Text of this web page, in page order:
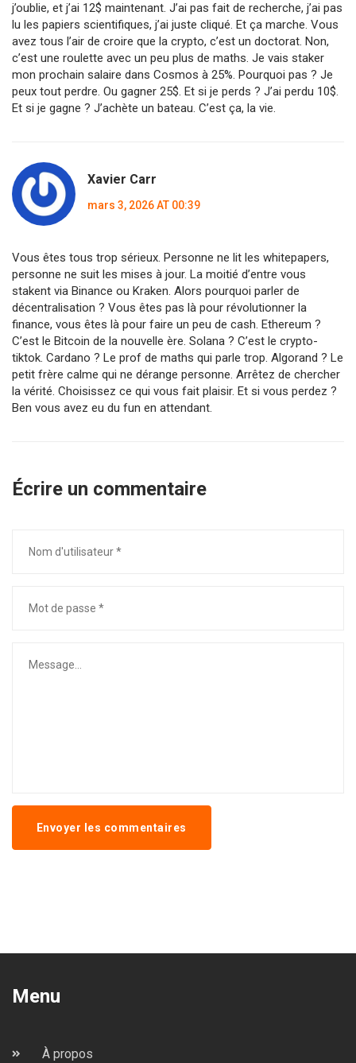
j’oublie, et j’ai 12$ maintenant. J’ai pas fait de recherche, j’ai pas
lu les papiers scientifiques, j’ai juste cliqué. Et ça marche. Vous
avez tous l’air de croire que la crypto, c’est un doctorat. Non,
c’est une roulette avec un peu plus de maths. Je vais staker
mon prochain salaire dans Cosmos à 25%. Pourquoi pas ? Je
peux tout perdre. Ou gagner 25$. Et si je perds ? J’ai perdu 10$.
Et si je gagne ? J’achète un bateau. C’est ça, la vie.
Xavier Carr
mars 3, 2026 AT 00:39
Vous êtes tous trop sérieux. Personne ne lit les whitepapers,
personne ne suit les mises à jour. La moitié d’entre vous
stakent via Binance ou Kraken. Alors pourquoi parler de
décentralisation ? Vous êtes pas là pour révolutionner la
finance, vous êtes là pour faire un peu de cash. Ethereum ?
C’est le Bitcoin de la nouvelle ère. Solana ? C’est le crypto-
tiktok. Cardano ? Le prof de maths qui parle trop. Algorand ? Le
petit frère calme qui ne dérange personne. Arrêtez de chercher
la vérité. Choisissez ce qui vous fait plaisir. Et si vous perdez ?
Ben vous avez eu du fun en attendant.
Écrire un commentaire
Envoyer les commentaires
Menu
À propos